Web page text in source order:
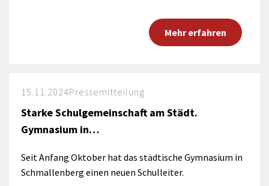
Mehr erfahren
15.11.2024Pressemitteilung
Starke Schulgemeinschaft am Städt.
Gymnasium in…
Seit Anfang Oktober hat das städtische Gymnasium in
Schmallenberg einen neuen Schulleiter.